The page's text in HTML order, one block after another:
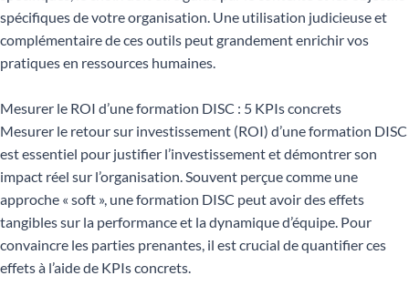
spécifiques de votre organisation. Une utilisation judicieuse et
complémentaire de ces outils peut grandement enrichir vos
pratiques en ressources humaines.
Mesurer le ROI d’une formation DISC : 5 KPIs concrets
Mesurer le retour sur investissement (ROI) d’une formation DISC
est essentiel pour justifier l’investissement et démontrer son
impact réel sur l’organisation. Souvent perçue comme une
approche « soft », une formation DISC peut avoir des effets
tangibles sur la performance et la dynamique d’équipe. Pour
convaincre les parties prenantes, il est crucial de quantifier ces
effets à l’aide de KPIs concrets.